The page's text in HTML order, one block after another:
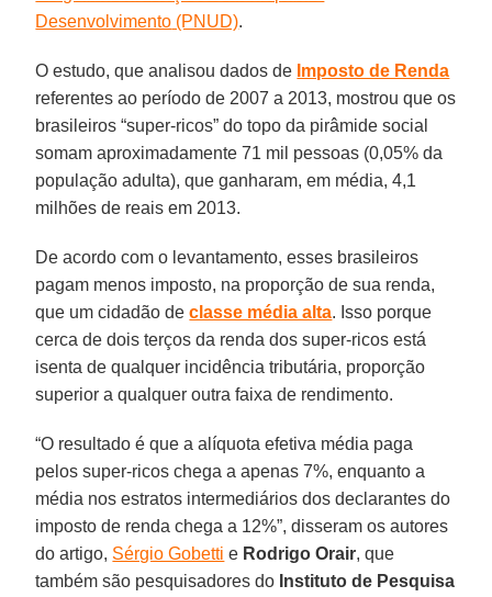
Desenvolvimento (PNUD).
O estudo, que analisou dados de Imposto de Renda
referentes ao período de 2007 a 2013, mostrou que os
brasileiros “super-ricos” do topo da pirâmide social
somam aproximadamente 71 mil pessoas (0,05% da
população adulta), que ganharam, em média, 4,1
milhões de reais em 2013.
De acordo com o levantamento, esses brasileiros
pagam menos imposto, na proporção de sua renda,
que um cidadão declasse média alta. Isso porque
cerca de dois terços da renda dos super-ricos está
isenta de qualquer incidência tributária, proporção
superior a qualquer outra faixa de rendimento.
“O resultado é que a alíquota efetiva média paga
pelos super-ricos chega a apenas 7%, enquanto a
média nos estratos intermediários dos declarantes do
imposto de renda chega a 12%”, disseram os autores
do artigo, Sérgio Gobetti e Rodrigo Orair, que
também são pesquisadores do Instituto de Pesquisa